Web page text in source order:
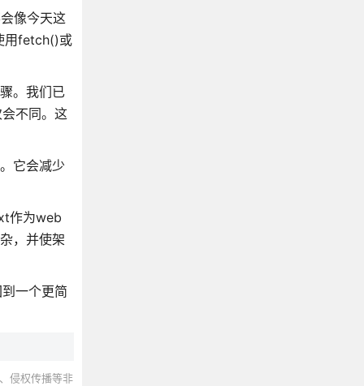
像今天这
用fetch()或
。我们已
不同。这
它会减少
作为web
，并使架
一个更简
侵权传播等非